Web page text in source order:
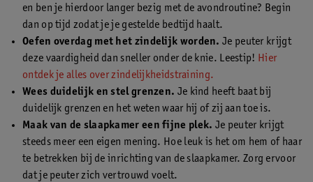
en ben je hierdoor langer bezig met de avondroutine? Begin
dan op tijd zodat je je gestelde bedtijd haalt.
Oefen overdag met het zindelijk worden. Je peuter krijgt
deze vaardigheid dan sneller onder de knie. Leestip! Hier
ontdek je alles over zindelijkheidstraining.
Wees duidelijk en stel grenzen. Je kind heeft baat bij
duidelijk grenzen en het weten waar hij of zij aan toe is.
Maak van de slaapkamer een fijne plek. Je peuter krijgt
steeds meer een eigen mening. Hoe leuk is het om hem of haar
te betrekken bij de inrichting van de slaapkamer. Zorg ervoor
dat je peuter zich vertrouwd voelt.